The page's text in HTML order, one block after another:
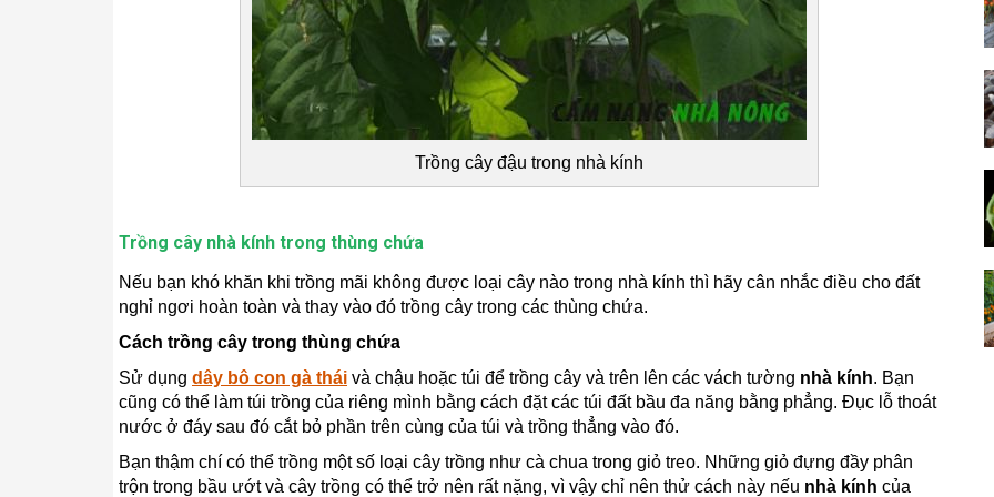
Trồng cây đậu trong nhà kính
Trồng cây nhà kính trong thùng chứa
Nếu bạn khó khăn khi trồng mãi không được loại cây nào trong nhà kính thì hãy cân nhắc điều cho đất
nghỉ ngơi hoàn toàn và thay vào đó trồng cây trong các thùng chứa.
Cách trồng cây trong thùng chứa
Sử dụng dây bô con gà thái và chậu hoặc túi để trồng cây và trên lên các vách tường nhà kính. Bạn
cũng có thể làm túi trồng của riêng mình bằng cách đặt các túi đất bầu đa năng bằng phẳng. Đục lỗ thoát
nước ở đáy sau đó cắt bỏ phần trên cùng của túi và trồng thẳng vào đó.
Bạn thậm chí có thể trồng một số loại cây trồng như cà chua trong giỏ treo. Những giỏ đựng đầy phân
trộn trong bầu ướt và cây trồng có thể trở nên rất nặng, vì vậy chỉ nên thử cách này nếu nhà kính của